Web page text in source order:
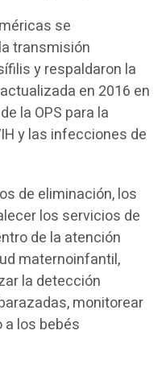
se
transmisión
y respaldaron la
en 2016 en
la OPS para la
y las infecciones de
de eliminación, los
los servicios de
de la atención
maternoinfantil,
la detección
monitorear
los bebés